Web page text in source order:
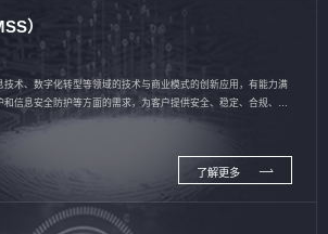
）
术、数字化转型等领域的技术与商业模式的创新应用，有能力满
和信息安全防护等方面的需求，为客户提供安全、稳定、合规、持
了解更多